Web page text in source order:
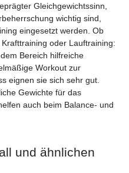
Gleichgewichtssinn,
wichtig sind,
eingesetzt werden. Ob
oder Lauftraining:
Bereich hilfreiche
Workout zur
eignen sie sich sehr gut.
Gewichte für das
auch beim Balance- und
und ähnlichen